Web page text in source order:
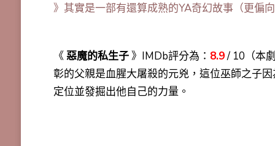
》其實是一部有還算成熟的YA奇幻故事（更偏
《惡魔的私生子》IMDb評分為： 8.9/ 10（本
彰的父親是血腥大屠殺的元兇，這位巫師之子
定位並發掘出他自己的力量。